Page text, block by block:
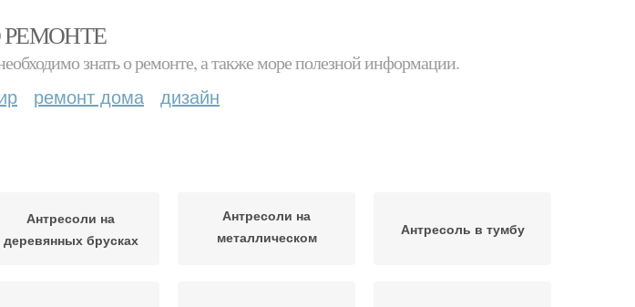
РЕМОНТЕ
знать о ремонте, а также море полезной информации.
ремонт дома дизайн
Антресоли на
деревянных брусках
Антресоли на
металлическом
Антресоль в тумбу